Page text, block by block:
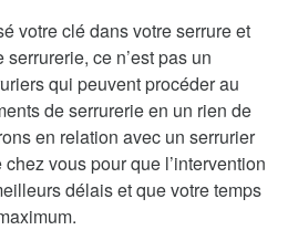
votre clé dans votre serrure et
ce n’est pas un
qui peuvent procéder au
de serrurerie en un rien de
en relation avec un serrurier
vous pour que l’intervention
délais et que votre temps